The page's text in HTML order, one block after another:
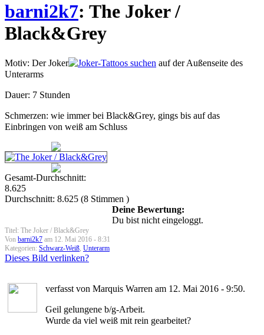
barni2k7: The Joker /
Black&Grey
Motiv: Der Joker
auf der Außenseite des
Unterarms
Dauer: 7 Stunden
Schmerzen: wie immer bei Black&Grey, gings bis auf das
Einbringen von weiß am Schluss
Gesamt-Durchschnitt:
8.625
Durchschnitt: 8.625 (8 Stimmen )
Deine Bewertung:
Du bist nicht eingeloggt.
Titel: The Joker / Black&Grey
Von barni2k7 am 12. Mai 2016 - 8:31
Kategorien: Schwarz-Weiß, Unterarm
Dieses Bild verlinken?
verfasst von Marquis Warren am 12. Mai 2016 - 9:50.
Geil gelungene b/g-Arbeit.
Wurde da viel weiß mit rein gearbeitet?